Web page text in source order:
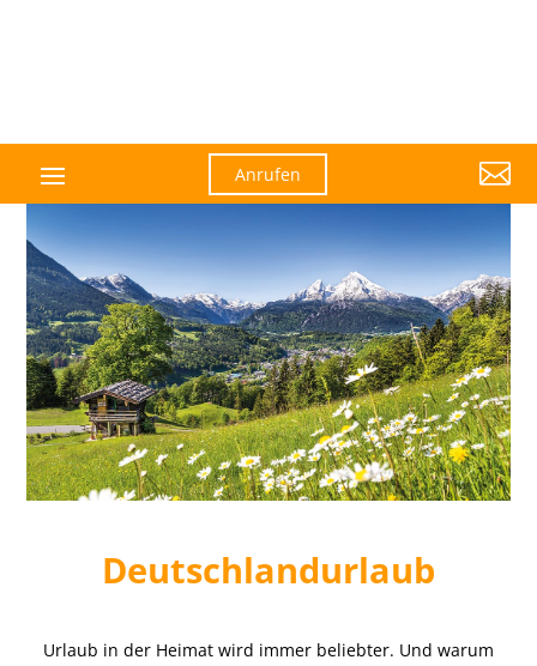
Anrufen 
Deutschlandurlaub
Urlaub in der Heimat wird immer beliebter. Und warum